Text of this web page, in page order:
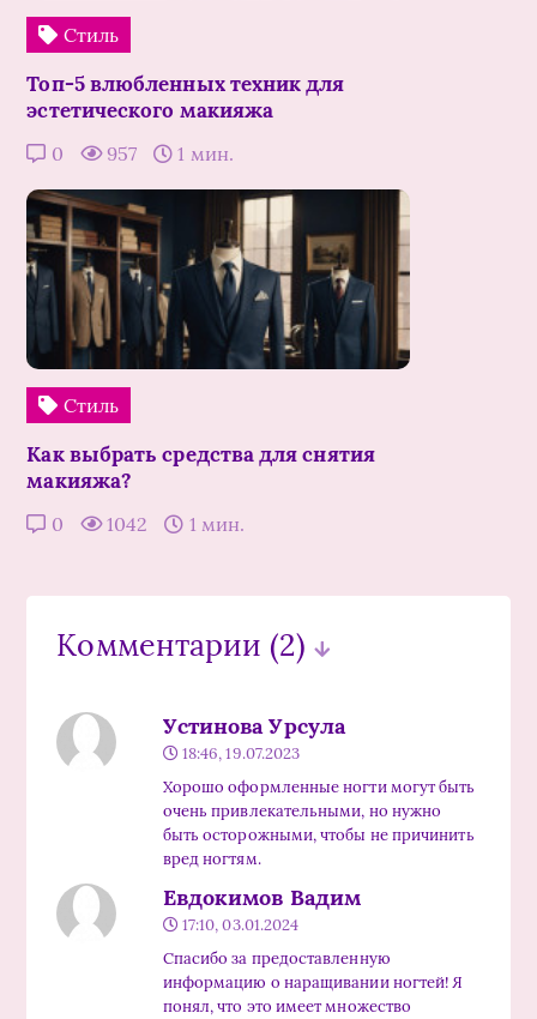
Стиль
Топ-5 влюбленных техник для
эстетического макияжа
0 957 1 мин.
Стиль
Как выбрать средства для снятия
макияжа?
0 1042 1 мин.
Комментарии (2)
Устинова Урсула
18:46, 19.07.2023
Хорошо оформленные ногти могут быть
очень привлекательными, но нужно
быть осторожными, чтобы не причинить
вред ногтям.
Евдокимов Вадим
17:10, 03.01.2024
Спасибо за предоставленную
информацию о наращивании ногтей! Я
понял, что это имеет множество